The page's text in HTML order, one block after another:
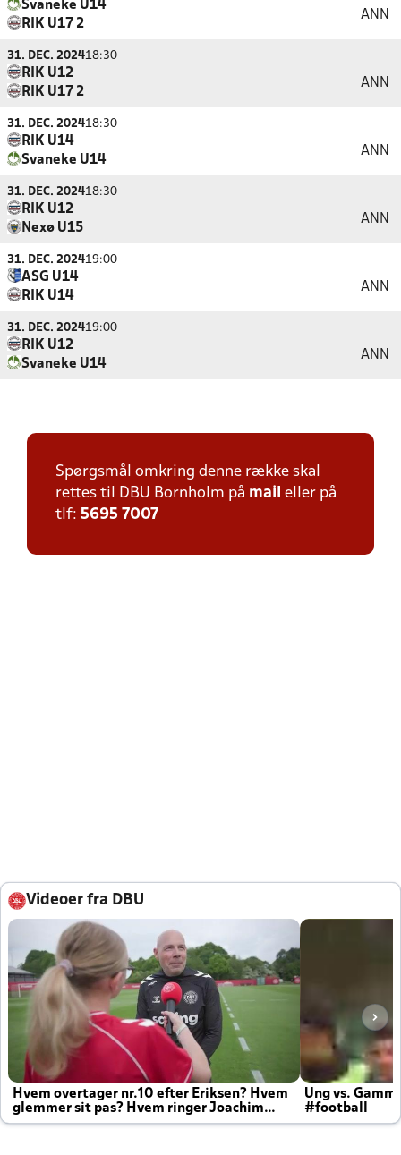
Svaneke U14
RIK U17 2
ANN
31. DEC. 202418:30
RIK U12
RIK U17 2
ANN
31. DEC. 202418:30
RIK U14
Svaneke U14
ANN
31. DEC. 202418:30
RIK U12
Nexø U15
ANN
31. DEC. 202419:00
ASG U14
RIK U14
ANN
31. DEC. 202419:00
RIK U12
Svaneke U14
ANN
Spørgsmål omkring denne række skal
rettes til DBU Bornholm på mail eller på
tlf: 5695 7007
Videoer fra DBU
Hvem overtager nr.10 efter Eriksen? Hvem
glemmer sit pas? Hvem ringer Joachim
altid til efter kampe?
Ung vs.
#football